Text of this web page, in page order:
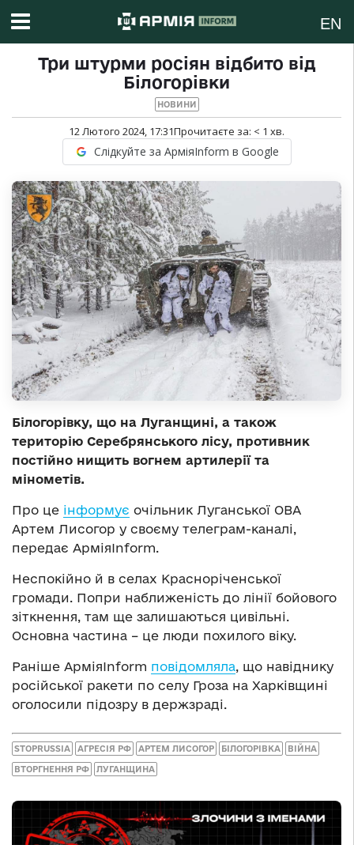
EN
Три штурми росіян відбито від
Білогорівки
НОВИНИ
12 Лютого 2024, 17:31Прочитаєте за: < 1 хв.
Слідкуйте за АрміяInform в Google
Білогорівку, що на Луганщині, а також
територію Серебрянського лісу, противник
постійно нищить вогнем артилерії та
мінометів.
Про це інформує очільник Луганської ОВА
Артем Лисогор у своєму телеграм-каналі,
передає АрміяInform.
Неспокійно й в селах Красноріченської
громади. Попри наближеність до лінії бойового
зіткнення, там ще залишаються цивільні.
Основна частина – це люди похилого віку.
Раніше АрміяInform повідомляла, що навіднику
російської ракети по селу Гроза на Харківщині
оголосили підозру в держзраді.
STOPRUSSIA АГРЕСІЯ РФ АРТЕМ ЛИСОГОР БІЛОГОРІВКА ВІЙНА
ВТОРГНЕННЯ РФ ЛУГАНЩИНА